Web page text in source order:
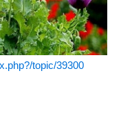
topic/39300